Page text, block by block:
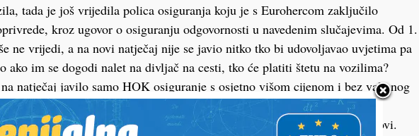
tada je još vrijedila polica osiguranja koju je s Eurohercom zaključilo
kroz ugovor o osiguranju odgovornosti u navedenim slučajevima. Od 1.
ne vrijedi, a na novi natječaj nije se javio nitko tko bi udovoljavao uvjetima pa
ako im se dogodi nalet na divljač na cesti, tko će platiti štetu na vozilima?
natječaj javilo samo HOK osiguranje s osjetno višom cijenom i bez valjanog
ponuđenog posla Ministarstvo je procijenilo na 40 milijuna kuna, dok je
milijuna uvećano za PDV. Natječaj je stoga bio poništen, a raspisan je novi.